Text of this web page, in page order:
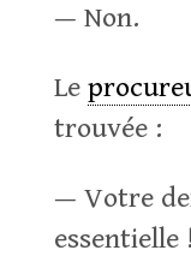
— Non.
Le
trouvée :
— Votre